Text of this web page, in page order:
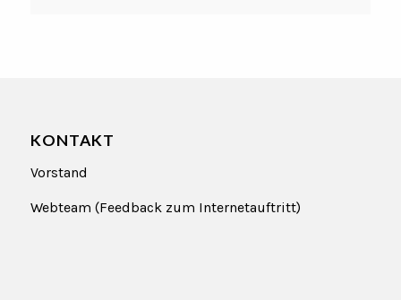
KONTAKT
Vorstand
Webteam (Feedback zum Internetauftritt)